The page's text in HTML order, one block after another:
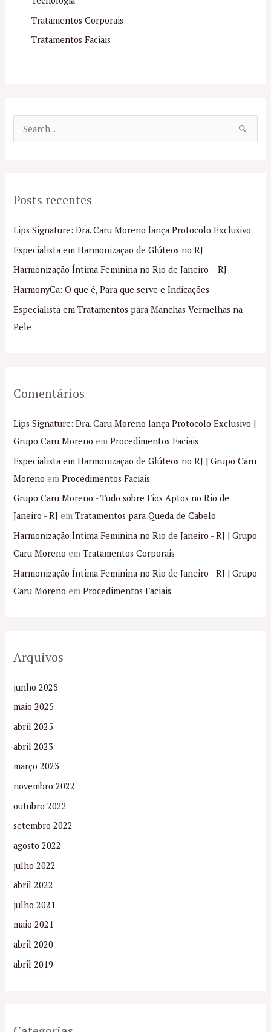
Tratamentos Corporais
Tratamentos Faciais
u
s
a
r
p
o
r
Posts recentes
Lips Signature: Dra. Caru Moreno lança Protocolo Exclusivo
Especialista em Harmonização de Glúteos no RJ
Harmonização Íntima Feminina no Rio de Janeiro – RJ
HarmonyCa: O que é, Para que serve e Indicações
Especialista em Tratamentos para Manchas Vermelhas na
Pele
Comentários
Lips Signature: Dra. Caru Moreno lança Protocolo Exclusivo |
Grupo Caru Moreno emProcedimentos Faciais
Especialista em Harmonização de Glúteos no RJ | Grupo Caru
Moreno emProcedimentos Faciais
Grupo Caru Moreno - Tudo sobre Fios Aptos no Rio de
Janeiro - RJ emTratamentos para Queda de Cabelo
Harmonização Íntima Feminina no Rio de Janeiro - RJ | Grupo
Caru Moreno emTratamentos Corporais
Harmonização Íntima Feminina no Rio de Janeiro - RJ | Grupo
Caru Moreno emProcedimentos Faciais
Arquivos
junho 2025
maio 2025
abril 2025
abril 2023
março 2023
novembro 2022
outubro 2022
setembro 2022
agosto 2022
julho 2022
abril 2022
julho 2021
maio 2021
abril 2020
abril 2019